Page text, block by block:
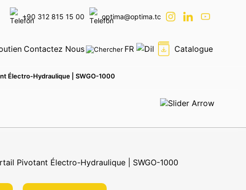
+90 312 815 15 00 optima@optima.tc
Contactez Nous FR Catalogue
Électro-Hydraulique | SWGO-1000